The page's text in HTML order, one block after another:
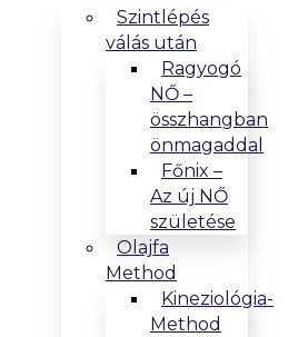
Szintlépés
válás után
Ragyogó
NŐ –
összhangban
önmagaddal
Főnix –
Az új NŐ
születése
Olajfa
Method
Kineziológia-
Method